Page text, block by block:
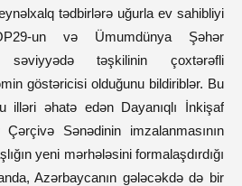
tədbirlərə uğurla ev sahibliyi
un və Ümumdünya Şəhər
təşkilinin çoxtərəfli
göstəricisi olduğunu bildiriblər. Bu
illəri əhatə edən Dayanıqlı İnkişaf
Sənədinin imzalanmasının
yeni mərhələsini formalaşdırdığı
Azərbaycanın gələcəkdə də bir